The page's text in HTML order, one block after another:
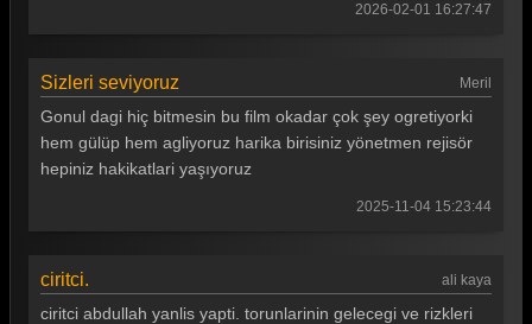
Gönül Dağı 124. Bölüm
Gönül Dağı 123. Bölüm
Gönül Dağı 122. Bölüm
Gönül Dağı 119. Bölüm
2026-02-01 16:27:47
Sizleri seviyoruz Meril
Gonul dagi hiç bitmesin bu film okadar çok şey ogretiyorki
hem gülüp hem agliyoruz harika birisiniz yönetmen rejisör
hepiniz hakikatlari yaşıyoruz
2025-11-04 15:23:44
ciritci. ali kaya
ciritci abdullah yanlis yapti. torunlarinin gelecegi ve rizkleri